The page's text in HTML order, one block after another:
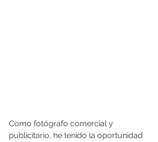
Como fotógrafo comercial y
publicitario, he tenido la oportunidad